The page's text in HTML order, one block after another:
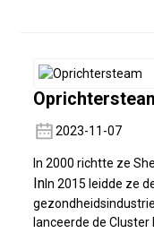
2023-11-07
In 2000 richtte ze
InIn 2015 leidde ze
lanceerde de